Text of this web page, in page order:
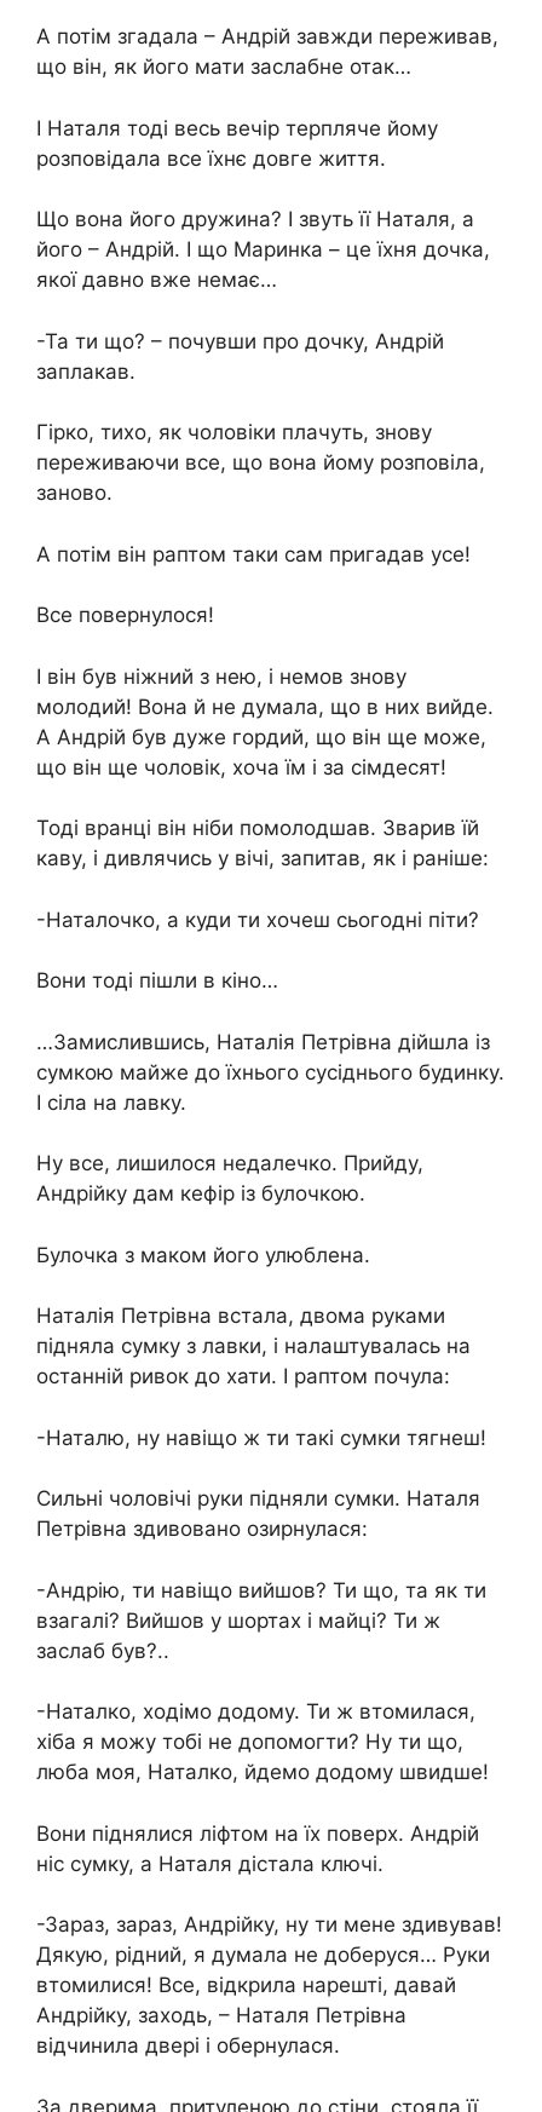
А потім згадала – Андрій завжди переживав,
що він, як його мати заслабне отак…
І Наталя тоді весь вечір терпляче йому
розповідала все їхнє довге життя.
Що вона його дружина? І звуть її Наталя, а
його – Андрій. І що Маринка – це їхня дочка,
якої давно вже немає…
-Та ти що? – почувши про дочку, Андрій
заплакав.
Гірко, тихо, як чоловіки плачуть, знову
переживаючи все, що вона йому розповіла,
заново.
А потім він раптом таки сам пригадав усе!
Все повернулося!
І він був ніжний з нею, і немов знову
молодий! Вона й не думала, що в них вийде.
А Андрій був дуже гордий, що він ще може,
що він ще чоловік, хоча їм і за сімдесят!
Тоді вранці він ніби помолодшав. Зварив їй
каву, і дивлячись у вічі, запитав, як і раніше:
-Наталочко, а куди ти хочеш сьогодні піти?
Вони тоді пішли в кіно…
…Замислившись, Наталія Петрівна дійшла із
сумкою майже до їхнього сусіднього будинку.
І сіла на лавку.
Ну все, лишилося недалечко. Прийду,
Андрійку дам кефір із булочкою.
Булочка з маком його улюблена.
Наталія Петрівна встала, двома руками
підняла сумку з лавки, і налаштувалась на
останній ривок до хати. І раптом почула:
-Наталю, ну навіщо ж ти такі сумки тягнеш!
Сильні чоловічі руки підняли сумки. Наталя
Петрівна здивовано озирнулася:
-Андрію, ти навіщо вийшов? Ти що, та як ти
взагалі? Вийшов у шортах і майці? Ти ж
заслаб був?..
-Наталко, ходімо додому. Ти ж втомилася,
хіба я можу тобі не допомогти? Ну ти що,
люба моя, Наталко, йдемо додому швидше!
Вони піднялися ліфтом на їх поверх. Андрій
ніс сумку, а Наталя дістала ключі.
-Зараз, зараз, Андрійку, ну ти мене здивував!
Дякую, рідний, я думала не доберуся… Руки
втомилися! Все, відкрила нарешті, давай
Андрійку, заходь, – Наталя Петрівна
відчинила двері і обернулася.
За дверима, притуленою до стіни, стояла її